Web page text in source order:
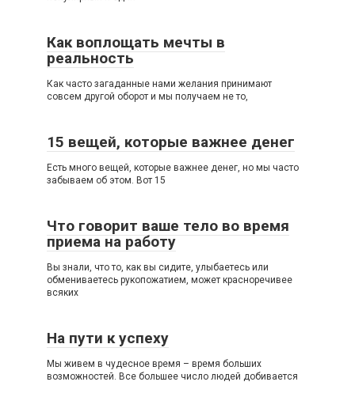
Как воплощать мечты в
реальность
Как часто загаданные нами желания принимают
совсем другой оборот и мы получаем не то,
15 вещей, которые важнее денег
Есть много вещей, которые важнее денег, но мы часто
забываем об этом. Вот 15
Что говорит ваше тело во время
приема на работу
Вы знали, что то, как вы сидите, улыбаетесь или
обмениваетесь рукопожатием, может красноречивее
всяких
На пути к успеху
Мы живем в чудесное время – время больших
возможностей. Все большее число людей добивается